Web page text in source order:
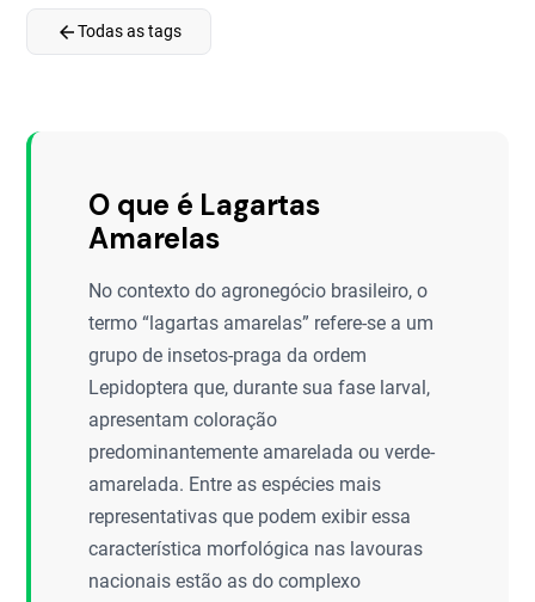
arrow_backTodas as tags
O que é Lagartas
Amarelas
No contexto do agronegócio brasileiro, o
termo “lagartas amarelas” refere-se a um
grupo de insetos-praga da ordem
Lepidoptera que, durante sua fase larval,
apresentam coloração
predominantemente amarelada ou verde-
amarelada. Entre as espécies mais
representativas que podem exibir essa
característica morfológica nas lavouras
nacionais estão as do complexo